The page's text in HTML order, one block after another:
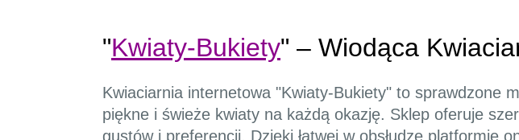
"Kwiaty-Bukiety" – Wiodąca
Kwiaciarnia internetowa "Kwiaty-Bukiety" to sprawdzone
piękne i świeże kwiaty na każdą okazję. Sklep oferuje
gustów i preferencji. Dzięki łatwej w obsłudze platformie